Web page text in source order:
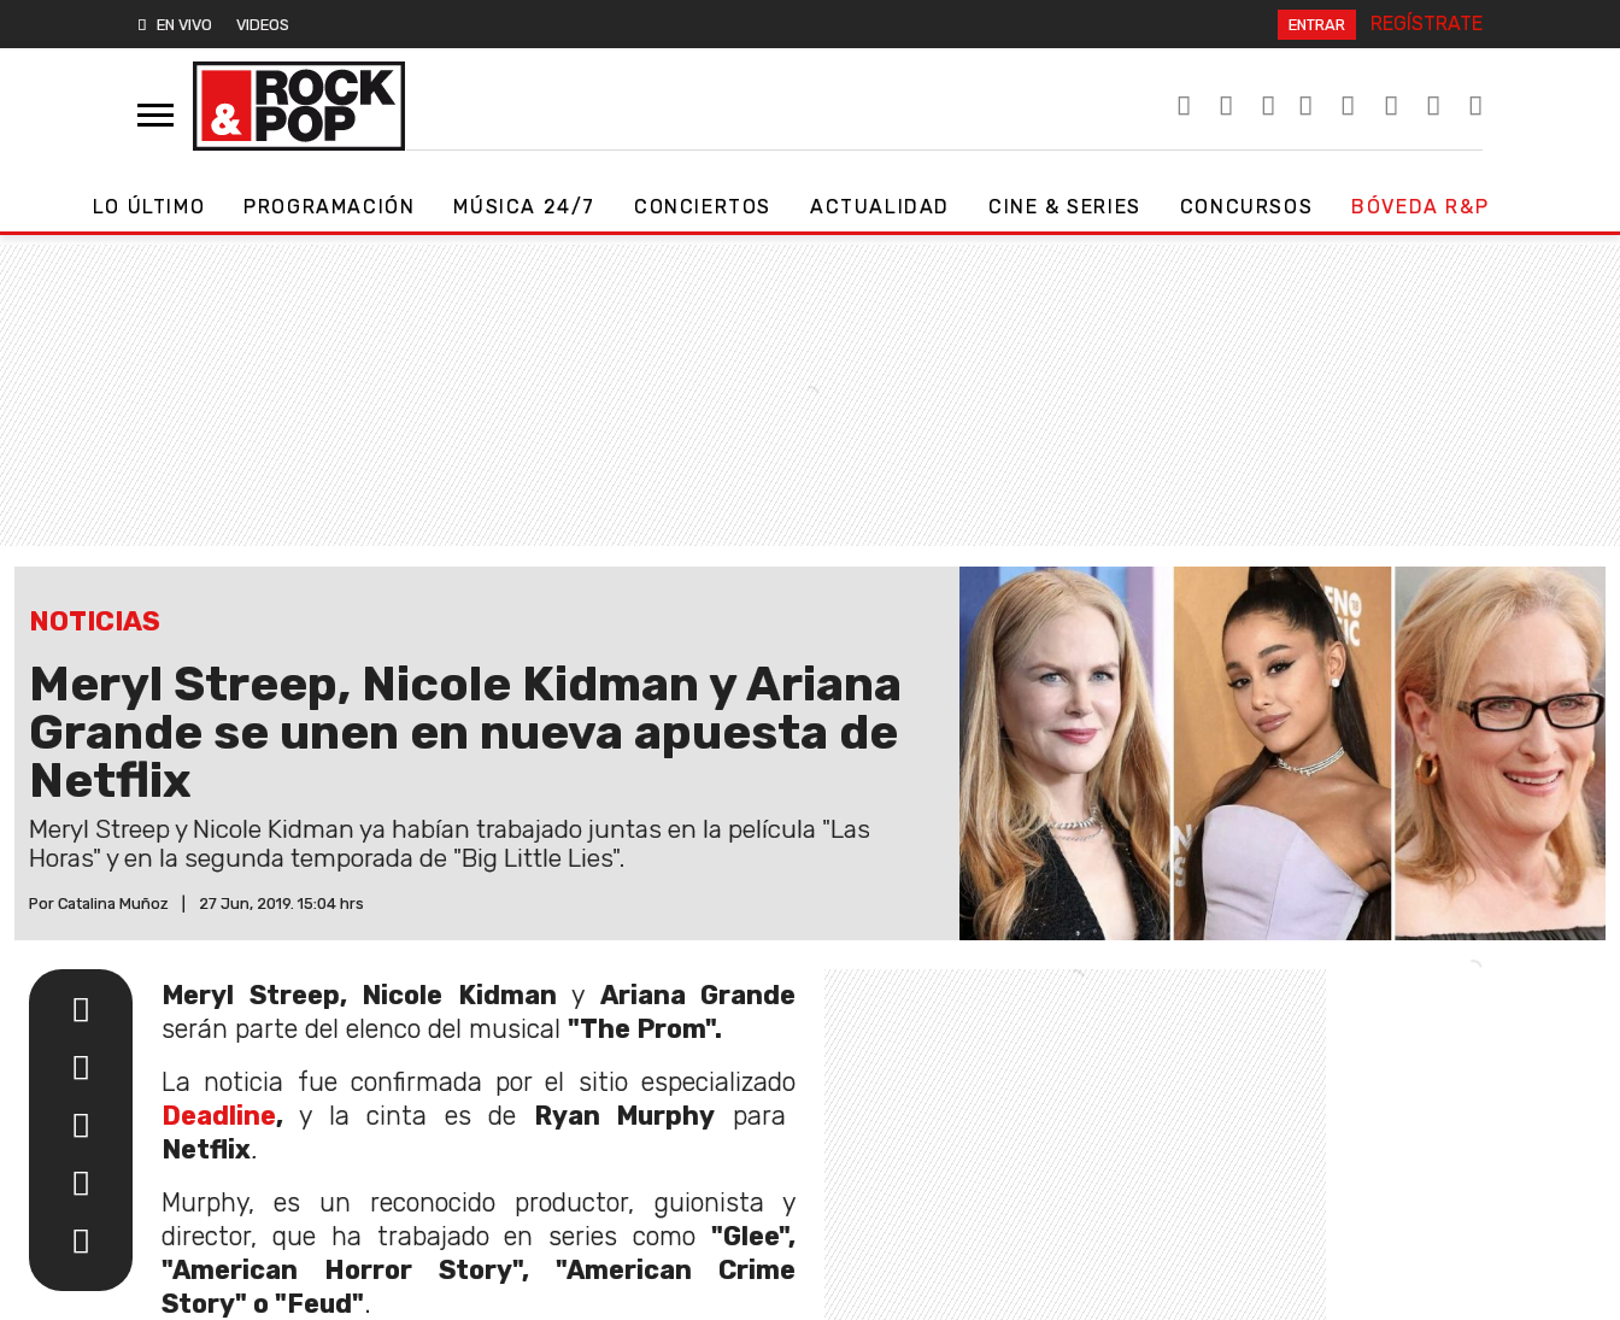
EN VIVO VIDEOS ENTRAR REGÍSTRATE
LO ÚLTIMO PROGRAMACIÓN MÚSICA 24/7 CONCIERTOS ACTUALIDAD CINE & SERIES CONCURSOS BÓVEDA R&P
NOTICIAS
Meryl Streep, Nicole Kidman y Ariana
Grande se unen en nueva apuesta de
Netflix
Meryl Streep y Nicole Kidman ya habían trabajado juntas en la película "Las
Horas" y en la segunda temporada de "Big Little Lies".
Por Catalina Muñoz 27 Jun, 2019. 15:04 hrs
Meryl Streep, Nicole Kidman y Ariana Grande
serán parte del elenco del musical "The Prom".
La noticia fue confirmada por el sitio especializado
Deadline,y la cinta es de Ryan Murphy para
Netflix.
Murphy, es un reconocido productor, guionista y
director, que ha trabajado en series como "Glee",
"American Horror Story", "American Crime
Story" o "Feud".